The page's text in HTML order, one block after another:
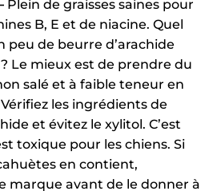
Plein de graisses saines pour
B, E et de niacine. Quel
peu de beurre d’arachide
Le mieux est de prendre du
salé et à faible teneur en
Vérifiez les ingrédients de
et évitez le xylitol. C’est
toxique pour les chiens. Si
en contient,
marque avant de le donner à